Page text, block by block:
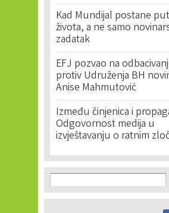
Kad Mundijal postane
života, a ne samo
zadatak
EFJ pozvao na
protiv Udruženja BH
Anise Mahmutović
Između činjenica i
Odgovornost medija u
izvještavanju o ratnim
Search form
Search